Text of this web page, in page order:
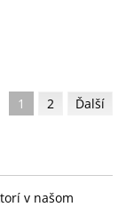
Ďalší
2
1
v našom